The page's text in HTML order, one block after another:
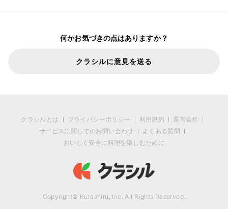
何かお気づきの点はありますか？
クラシルに意見を送る
クラシルとは プライバシーポリシー 利用規約
運営会社
サービスに関してのお問い合わせ
よくある質問
おいしく安全に料理を楽しむために
Copyright© Kurashiru, Inc. All Rights Reserved.